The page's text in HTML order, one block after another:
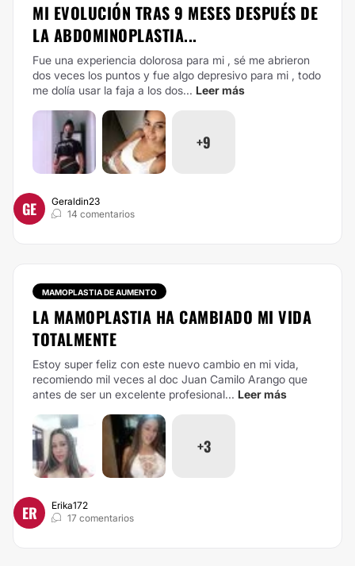
MI EVOLUCIÓN TRAS 9 MESES DESPUÉS DE
LA ABDOMINOPLASTIA...
Fue una experiencia dolorosa para mi , sé me abrieron
dos veces los puntos y fue algo depresivo para mi , todo
me dolía usar la faja a los dos... Leer más
+9
GE
Geraldin23
14 comentarios
MAMOPLASTIA DE AUMENTO
LA MAMOPLASTIA HA CAMBIADO MI VIDA
TOTALMENTE
Estoy super feliz con este nuevo cambio en mi vida,
recomiendo mil veces al doc Juan Camilo Arango que
antes de ser un excelente profesional... Leer más
+3
ER
Erika172
17 comentarios